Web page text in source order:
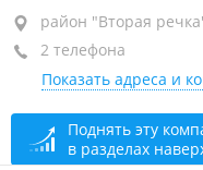
район "Вторая
84
+7 994 001-14-03
+7 908 448-08-03
закрыто, откроется в
район "Вторая
2 телефона
Показать адреса и
Поднять эту
в разделах